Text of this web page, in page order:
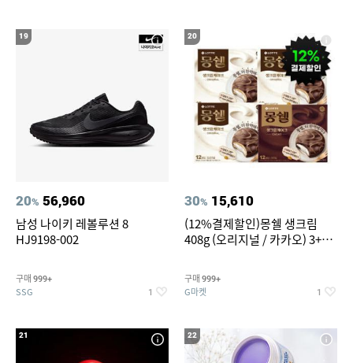
19
20% 56,960
남성 나이키 레볼루션 8
HJ9198-002
구매 999+
SSG 1
20
30% 15,610
(12%결제할인)몽쉘 생크림
408g (오리지널 / 카카오) 3+1
구매 999+
G마켓 1
21 22